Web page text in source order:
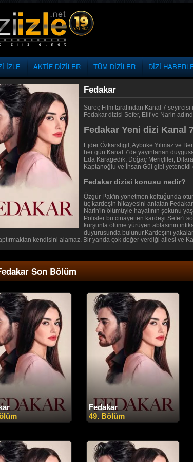
İZLE AKTİF DİZİLER TÜM DİZİLER DİZİ
Fedakar
Süreç Film tarafından Kanal 7
Fedakar dizisi Sefer, Elif ve Narin
Fedakar Yeni dizi Kanal
Ejder Özkarslıgil, Aybüke Yılmaz ve
her gün Kanal 7'de yayınlanan
Eda Karagedik, Doğaç Meriçliler,
Kaptanoğlu ve İhsan Gül gibi yetenekli
Fedakar dizisi konusu nedir?
Özgür Pak'ın yönetmen koltuğunda
üç kardeşin hikayesini anlatan
Narin'in ölümüyle hayatının şokunu
Polisler bu cinayetten kardeşi Sefer'i
kurşunla ölüme yürüyen ablasının
duyurusunda bulunur.Kardeşini
kendisini alamaz. Bir yanda çok değer verdiği ailesi ve
Son Bölüm
Fedakar
49. Bölüm